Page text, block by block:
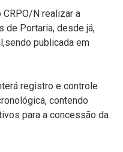
CRPO/N realizar a
de Portaria, desde já,
publicada em
registro e controle
contendo
para a concessão da